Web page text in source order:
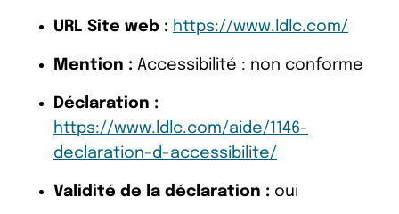
URL Site web : https://www.ldlc.com/
Mention : Accessibilité : non conforme
Déclaration :
https://www.ldlc.com/aide/1146-
declaration-d-accessibilite/
Validité de la déclaration : oui